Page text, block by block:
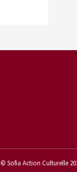
© Sofia Action Culturelle